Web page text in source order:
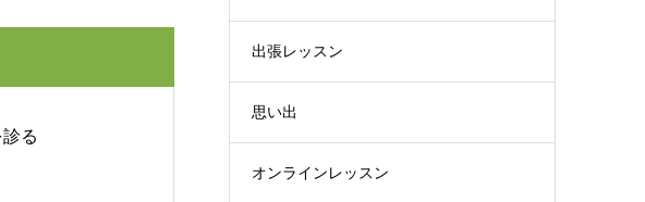
る
出張レッスン
思い出
オンラインレッスン